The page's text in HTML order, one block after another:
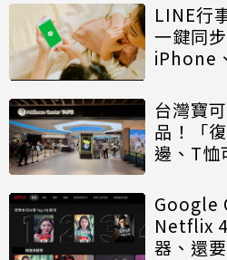
LINE行
一鍵同
iPhone
台灣寶
品！「
邊、T恤
Google
Netflix
器、還